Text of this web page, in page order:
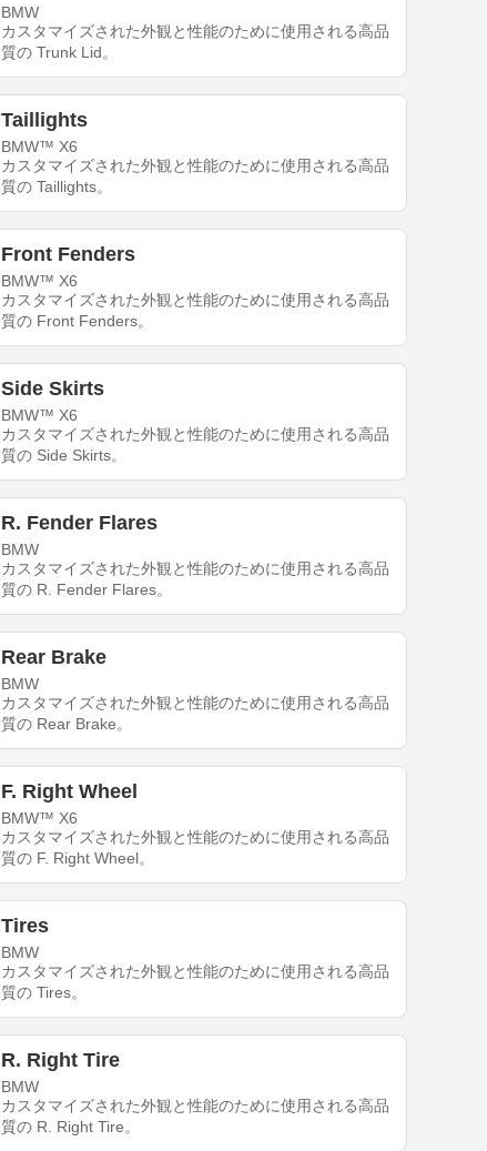
BMW
カスタマイズされた外観と性能のために使用される高品
質の Trunk Lid。
Taillights
BMW™ X6
カスタマイズされた外観と性能のために使用される高品
質の Taillights。
Front Fenders
BMW™ X6
カスタマイズされた外観と性能のために使用される高品
質の Front Fenders。
Side Skirts
BMW™ X6
カスタマイズされた外観と性能のために使用される高品
質の Side Skirts。
R. Fender Flares
BMW
カスタマイズされた外観と性能のために使用される高品
質の R. Fender Flares。
Rear Brake
BMW
カスタマイズされた外観と性能のために使用される高品
質の Rear Brake。
F. Right Wheel
BMW™ X6
カスタマイズされた外観と性能のために使用される高品
質の F. Right Wheel。
Tires
BMW
カスタマイズされた外観と性能のために使用される高品
質の Tires。
R. Right Tire
BMW
カスタマイズされた外観と性能のために使用される高品
質の R. Right Tire。